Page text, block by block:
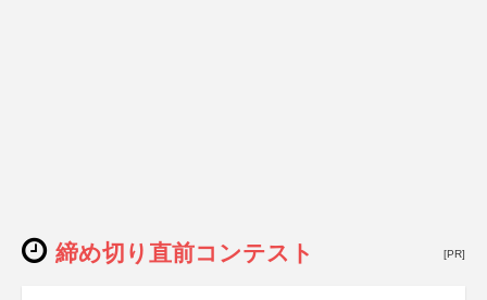
締め切り直前コンテスト [PR]